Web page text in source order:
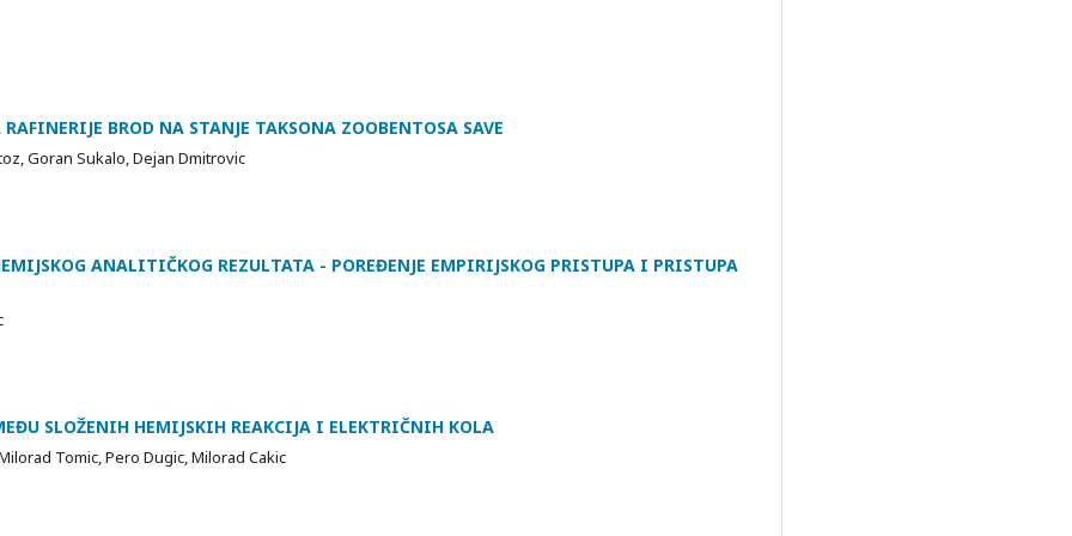
BROD NA STANJE TAKSONA ZOOBENTOSA SAVE
Goran Sukalo, Dejan Dmitrovic
ANALITIČKOG REZULTATA - POREĐENJE EMPIRIJSKOG PRISTUPA I PRISTUPA
SLOŽENIH HEMIJSKIH REAKCIJA I ELEKTRIČNIH KOLA
Tomic, Pero Dugic, Milorad Cakic